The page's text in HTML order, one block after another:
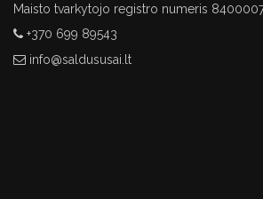
Maisto tvarkytojo registro numeris
+370 699 89543
info@saldususai.lt